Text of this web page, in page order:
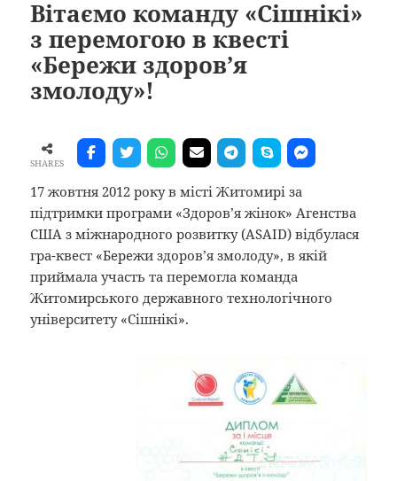
Вітаємо команду «Сішнікі»
з перемогою в квесті
«Бережи здоров’я
змолоду»!
SHARES
17 жовтня 2012 року в місті Житомирі за
підтримки програми «Здоров’я жінок» Агенства
США з міжнародного розвитку (ASAID) відбулася
гра-квест «Бережи здоров’я змолоду», в якій
приймала участь та перемогла команда
Житомирського державного технологічного
університету «Сішнікі».